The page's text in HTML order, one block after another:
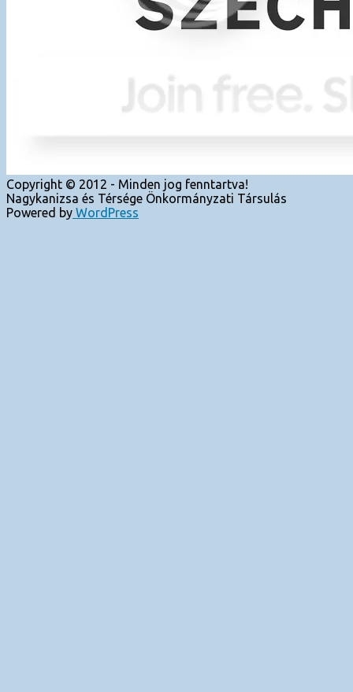
Copyright © 2012 - Minden jog fenntartva!
Nagykanizsa és Térsége Önkormányzati Társulás
Powered by WordPress